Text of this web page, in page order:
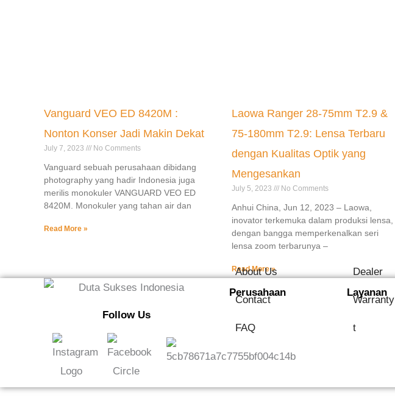
Vanguard VEO ED 8420M :
Nonton Konser Jadi Makin Dekat
July 7, 2023 No Comments
Vanguard sebuah perusahaan dibidang
photography yang hadir Indonesia juga
merilis monokuler VANGUARD VEO ED
8420M. Monokuler yang tahan air dan
Read More »
Laowa Ranger 28-75mm T2.9 &
75-180mm T2.9: Lensa Terbaru
dengan Kualitas Optik yang
Mengesankan
July 5, 2023 No Comments
Anhui China, Jun 12, 2023 – Laowa,
inovator terkemuka dalam produksi lensa,
dengan bangga memperkenalkan seri
lensa zoom terbarunya –
Read More »
Follow Us
Perusahaan Layanan
About Us
Contact
FAQ
Dealer
Warranty
t